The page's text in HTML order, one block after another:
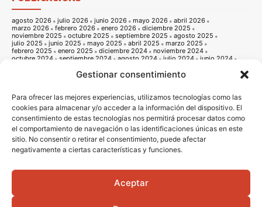
Gestionar consentimiento
Para ofrecer las mejores experiencias, utilizamos tecnologías como las
cookies para almacenar y/o acceder a la información del dispositivo. El
consentimiento de estas tecnologías nos permitirá procesar datos como
el comportamiento de navegación o las identificaciones únicas en este
sitio. No consentir o retirar el consentimiento, puede afectar
negativamente a ciertas características y funciones.
Aceptar
agosto 2026 julio 2026 junio 2026 mayo 2026
abril 2026
marzo 2026
febrero 2026 enero 2026
diciembre 2025
noviembre 2025
octubre 2025 septiembre 2025
agosto 2025
julio 2025
junio 2025 mayo 2025 abril 2025
marzo 2025
febrero 2025
enero 2025 diciembre 2024
noviembre 2024
octubre 2024
septiembre 2024 agosto 2024 julio 2024
junio 2024
noviembre 2023 octubre 2023
septiembre 2023
julio 2023 junio 2023 mayo 2023
abril 2023
noviembre 2022
octubre 2022 septiembre 2022
agosto 2022
julio 2022
junio 2022 mayo 2022 abril 2022
marzo 2022
febrero 2022
enero 2022 diciembre 2021
noviembre 2021
octubre 2021
septiembre 2021 agosto 2021 julio 2021
junio 2021
mayo 2021
abril 2021 marzo 2021 febrero 2021
enero 2021
diciembre 2020
noviembre 2020 octubre 2020
septiembre 2020
agosto 2020
julio 2020 junio 2020 mayo 2020
abril 2020
marzo 2020
febrero 2020 enero 2020 diciembre 2019
octubre 2019
agosto 2019
diciembre 2018
noviembre 2018 octubre 2018
septiembre 2018
junio 2018 mayo 2018
diciembre 2017
septiembre 2017